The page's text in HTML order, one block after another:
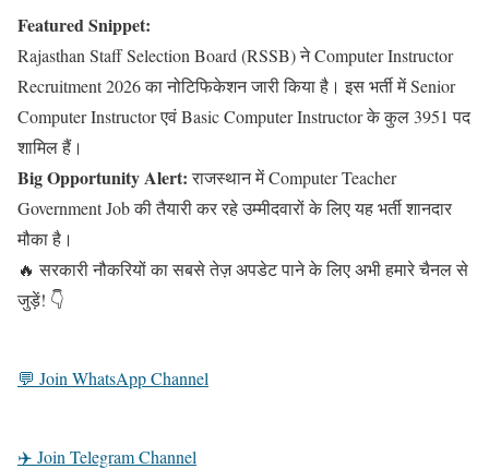
Featured Snippet:
Rajasthan Staff Selection Board (RSSB) ने Computer Instructor
Recruitment 2026 का नोटिफिकेशन जारी किया है। इस भर्ती में Senior
Computer Instructor एवं Basic Computer Instructor के कुल 3951 पद
शामिल हैं।
Big Opportunity Alert:राजस्थान में Computer Teacher
Government Job की तैयारी कर रहे उम्मीदवारों के लिए यह भर्ती शानदार
मौका है।
🔥 सरकारी नौकरियों का सबसे तेज़ अपडेट पाने के लिए अभी हमारे चैनल से
जुड़ें! 👇
💬 Join WhatsApp Channel
✈️ Join Telegram Channel